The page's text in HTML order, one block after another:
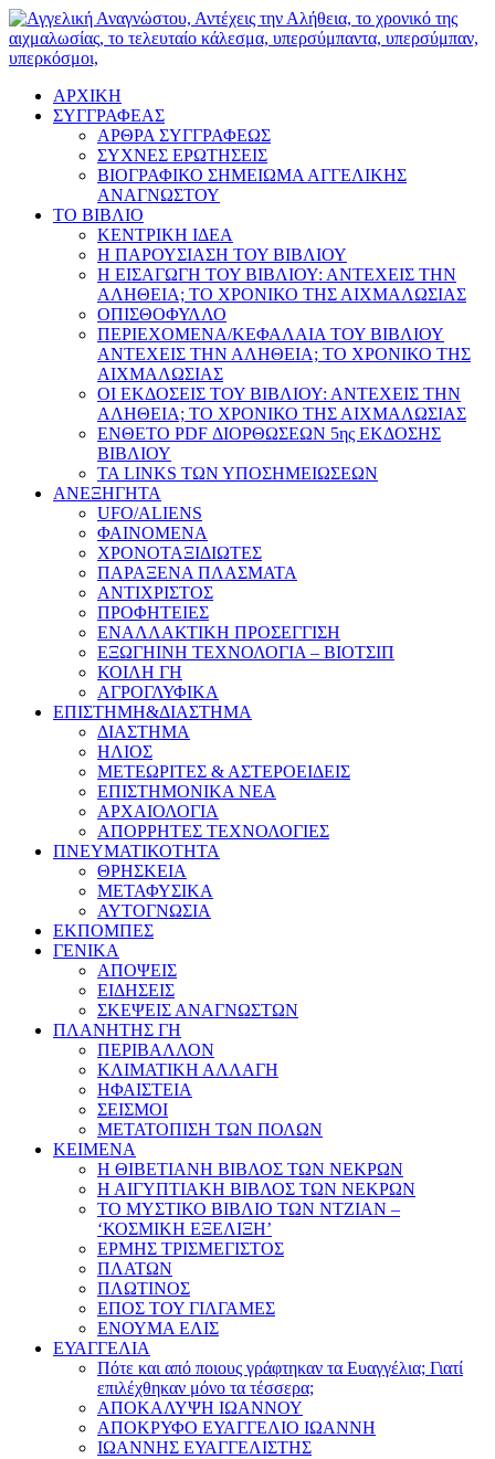
ΑΡΧΙΚΗ
ΣΥΓΓΡΑΦΕΑΣ
ΑΡΘΡΑ ΣΥΓΓΡΑΦΕΩΣ
ΣΥΧΝΕΣ ΕΡΩΤΗΣΕΙΣ
ΒΙΟΓΡΑΦΙΚΟ ΣΗΜΕΙΩΜΑ ΑΓΓΕΛΙΚΗΣ
ΑΝΑΓΝΩΣΤΟΥ
ΤΟ ΒΙΒΛΙΟ
ΚΕΝΤΡΙΚΗ ΙΔΕΑ
Η ΠΑΡΟΥΣΙΑΣΗ ΤΟΥ ΒΙΒΛΙΟΥ
Η ΕΙΣΑΓΩΓΗ ΤΟΥ ΒΙΒΛΙΟΥ: ΑΝΤΕΧΕΙΣ ΤΗΝ
ΑΛΗΘΕΙΑ; ΤΟ ΧΡΟΝΙΚΟ ΤΗΣ ΑΙΧΜΑΛΩΣΙΑΣ
ΟΠΙΣΘΟΦΥΛΛΟ
ΠΕΡΙΕΧΟΜΕΝΑ/ΚΕΦΑΛΑΙΑ ΤΟΥ ΒΙΒΛΙΟΥ
ΑΝΤΕΧΕΙΣ ΤΗΝ ΑΛΗΘΕΙΑ; ΤΟ ΧΡΟΝΙΚΟ ΤΗΣ
ΑΙΧΜΑΛΩΣΙΑΣ
ΟΙ ΕΚΔΟΣΕΙΣ ΤΟΥ ΒΙΒΛΙΟΥ: ΑΝΤΕΧΕΙΣ ΤΗΝ
ΑΛΗΘΕΙΑ; ΤΟ ΧΡΟΝΙΚΟ ΤΗΣ ΑΙΧΜΑΛΩΣΙΑΣ
ΕΝΘΕΤΟ PDF ΔΙΟΡΘΩΣΕΩΝ 5ης ΕΚΔΟΣΗΣ
ΒΙΒΛΙΟΥ
ΤΑ LINKS ΤΩΝ ΥΠΟΣΗΜΕΙΩΣΕΩΝ
ΑΝΕΞΗΓΗΤΑ
UFO/ALIENS
ΦΑΙΝΟΜΕΝΑ
ΧΡΟΝΟΤΑΞΙΔΙΩΤΕΣ
ΠΑΡΑΞΕΝΑ ΠΛΑΣΜΑΤΑ
ΑΝΤΙΧΡΙΣΤΟΣ
ΠΡΟΦΗΤΕΙΕΣ
ΕΝΑΛΛΑΚΤΙΚΗ ΠΡΟΣΕΓΓΙΣΗ
ΕΞΩΓΗΙΝΗ ΤΕΧΝΟΛΟΓΙΑ – ΒΙΟΤΣΙΠ
ΚΟΙΛΗ ΓΗ
ΑΓΡΟΓΛΥΦΙΚΑ
ΕΠΙΣΤΗΜΗ&ΔΙΑΣΤΗΜΑ
ΔΙΑΣΤΗΜΑ
ΗΛΙΟΣ
ΜΕΤΕΩΡΙΤΕΣ & ΑΣΤΕΡΟΕΙΔΕΙΣ
ΕΠΙΣΤΗΜΟΝΙΚΑ ΝΕΑ
ΑΡΧΑΙΟΛΟΓΙΑ
ΑΠΟΡΡΗΤΕΣ ΤΕΧΝΟΛΟΓΙΕΣ
ΠΝΕΥΜΑΤΙΚΟΤΗΤΑ
ΘΡΗΣΚΕΙΑ
ΜΕΤΑΦΥΣΙΚΑ
ΑΥΤΟΓΝΩΣΙΑ
ΕΚΠΟΜΠΕΣ
ΓΕΝΙΚΑ
ΑΠΟΨΕΙΣ
ΕΙΔΗΣΕΙΣ
ΣΚΕΨΕΙΣ ΑΝΑΓΝΩΣΤΩΝ
ΠΛΑΝΗΤΗΣ ΓΗ
ΠΕΡΙΒΑΛΛΟΝ
ΚΛΙΜΑΤΙΚΗ ΑΛΛΑΓΗ
ΗΦΑΙΣΤΕΙΑ
ΣΕΙΣΜΟΙ
ΜΕΤΑΤΟΠΙΣΗ ΤΩΝ ΠΟΛΩΝ
ΚΕΙΜΕΝΑ
Η ΘΙΒΕΤΙΑΝΗ ΒΙΒΛΟΣ ΤΩΝ ΝΕΚΡΩΝ
Η ΑΙΓΥΠΤΙΑΚΗ ΒΙΒΛΟΣ ΤΩΝ ΝΕΚΡΩΝ
ΤΟ ΜΥΣΤΙΚΟ ΒΙΒΛΙΟ ΤΩΝ ΝΤΖΙΑΝ –
‘ΚΟΣΜΙΚΗ ΕΞΕΛΙΞΗ’
ΕΡΜΗΣ ΤΡΙΣΜΕΓΙΣΤΟΣ
ΠΛΑΤΩΝ
ΠΛΩΤΙΝΟΣ
ΕΠΟΣ ΤΟΥ ΓΙΛΓΑΜΕΣ
ΕΝΟΥΜΑ ΕΛΙΣ
ΕΥΑΓΓΕΛΙΑ
Πότε και από ποιους γράφτηκαν τα Ευαγγέλια; Γιατί
επιλέχθηκαν μόνο τα τέσσερα;
ΑΠΟΚΑΛΥΨΗ ΙΩΑΝΝΟΥ
ΑΠΟΚΡΥΦΟ ΕΥΑΓΓΕΛΙΟ ΙΩΑΝΝΗ
ΙΩΑΝΝΗΣ ΕΥΑΓΓΕΛΙΣΤΗΣ